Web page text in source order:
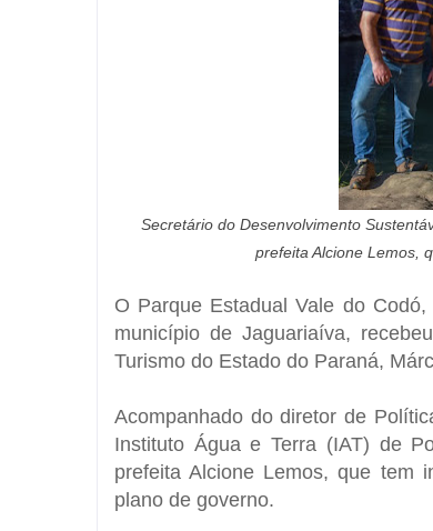
Secretário do Desenvolvimento
prefeita Alcione Lemos,
O Parque Estadual Vale do
município de Jaguariaíva,
Turismo do Estado do Paraná,
Acompanhado do diretor de
Instituto Água e Terra (IAT) de
prefeita Alcione Lemos, que tem
plano de governo.